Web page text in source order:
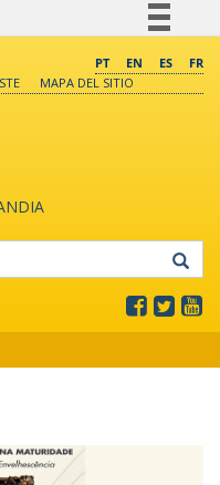
Comunica BR
PT EN ES
FR
MAPA DEL SITIO